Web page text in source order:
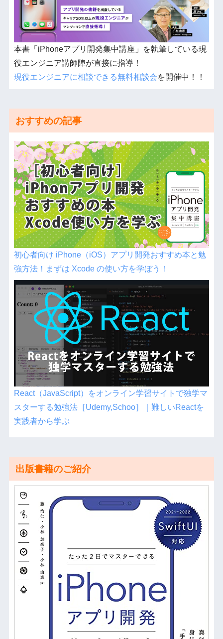
本書「iPhoneアプリ開発集中講座」を執筆している現
役エンジニア講師陣が直接に指導！
現役エンジニアに相談できる無料相談会を開催中！！
おすすめの記事
初心者向け iPhone（iOS）アプリ開発おすすめ本と勉
強方法！まずは Xcode の使い方を学ぼう！
React（JavaScript）をオンライン学習サイトで独学マ
スターする勉強法［Udemy,Schoo］｜難しいReactを
実践者から学ぶ
出版書籍のご紹介